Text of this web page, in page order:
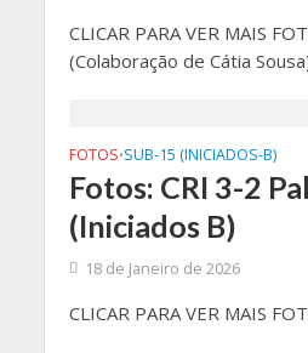
CLICAR PARA VER MAIS
(Colaboração de Cátia
FOTOS•SUB-15 (INICIADOS-B)
Fotos: CRI 3-2
(Iniciados B)
18 de Janeiro de 2026
CLICAR PARA VER MAIS